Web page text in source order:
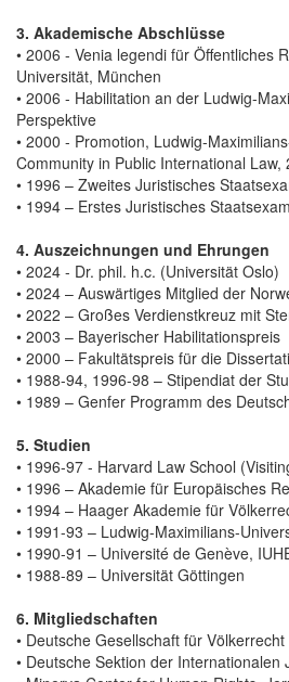
3. Akademische Abschlüsse
• 2006 - Venia legendi für Öffentliches
Universität, München
• 2006 - Habilitation an der Ludwig-
Perspektive
• 2000 - Promotion, Ludwig-
Community in Public International Law,
• 1996 – Zweites Juristisches
• 1994 – Erstes Juristisches
4. Auszeichnungen und Ehrungen
• 2024 - Dr. phil. h.c. (Universität Oslo)
• 2024 – Auswärtiges Mitglied der
• 2022 – Großes Verdienstkreuz mit
• 2003 – Bayerischer Habilitationspreis
• 2000 – Fakultätspreis für die
• 1988-94, 1996-98 – Stipendiat der
• 1989 – Genfer Programm des
5. Studien
• 1996-97 - Harvard Law School
• 1996 – Akademie für Europäisches
• 1994 – Haager Akademie für
• 1991-93 – Ludwig-Maximilians-
• 1990-91 – Université de Genève,
• 1988-89 – Universität Göttingen
6. Mitgliedschaften
• Deutsche Gesellschaft für
• Deutsche Sektion der